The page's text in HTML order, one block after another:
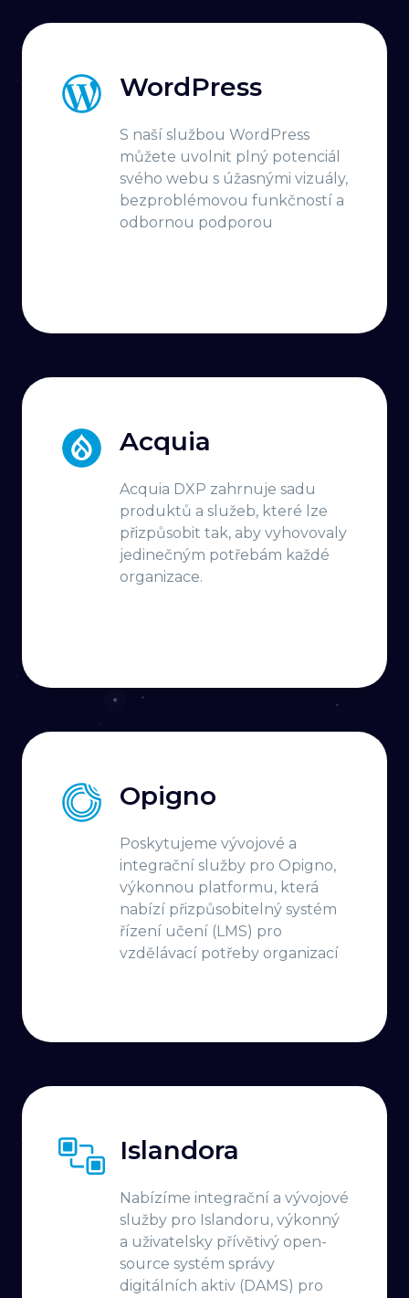
WordPress
S naší službou WordPress
můžete uvolnit plný potenciál
svého webu s úžasnými vizuály,
bezproblémovou funkčností a
odbornou podporou
Acquia
Acquia DXP zahrnuje sadu
produktů a služeb, které lze
přizpůsobit tak, aby vyhovovaly
jedinečným potřebám každé
organizace.
Opigno
Poskytujeme vývojové a
integrační služby pro Opigno,
výkonnou platformu, která
nabízí přizpůsobitelný systém
řízení učení (LMS) pro
vzdělávací potřeby organizací
Islandora
Nabízíme integrační a vývojové
služby pro Islandoru, výkonný
a uživatelsky přívětivý open-
source systém správy
digitálních aktiv (DAMS) pro